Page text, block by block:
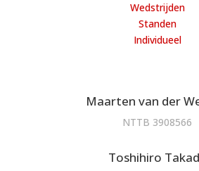
Wedstrijden
Standen
Individueel
Maarten van der
NTTB 3908566
Toshihiro